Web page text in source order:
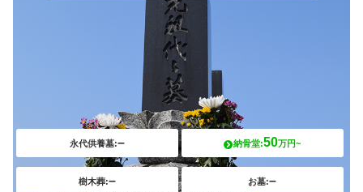
永代供養墓:– 納骨堂:50万円~
樹木葬:– お墓:–